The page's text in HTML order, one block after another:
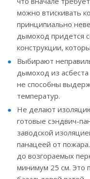
можно втискивать
принципиально
дымоход придется
конструкции,
Выбирают
дымоход из
не способны
температур.
Не делают
готовые сэндвич-
заводской
панацеей от
до возгораемых
минимум 25 см. Это